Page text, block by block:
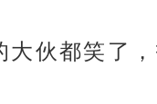
大伙都笑了